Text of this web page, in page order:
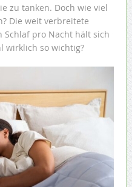
zu tanken. Doch wie viel
Die weit verbreitete
Schlaf pro Nacht hält sich
wirklich so wichtig?